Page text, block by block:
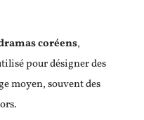
coréens,
pour désigner des
moyen, souvent des